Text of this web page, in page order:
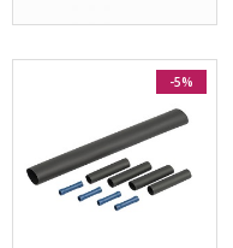
-5%